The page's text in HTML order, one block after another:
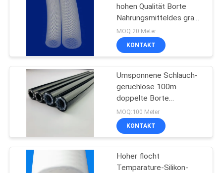
Borte verstärkter
Silikon-Schläuche
hohen Qualität Borte
Nahrungsmitteldes grad-
20M Silicone Tubing No
MOQ:20 Meter
KONTAKT
Umsponnene Schlauch-
geruchlose 100m
doppelte Borte
verstärkter Silikon-
Schläuche
MOQ:100 Meter
KONTAKT
Hoher flocht
Temparature-Silikon-